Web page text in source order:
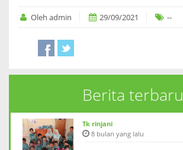
Oleh admin 29/09/2021 --
Berita terbaru
Tk rinjani
8 bulan yang lalu